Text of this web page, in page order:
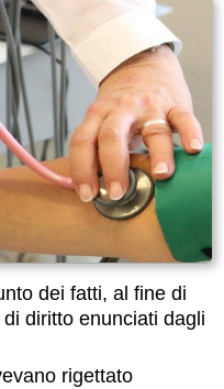
dei fatti, al fine di
diritto enunciati dagli
rigettato